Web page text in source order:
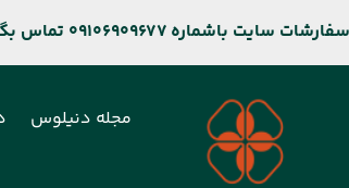
مجله دنیلوس